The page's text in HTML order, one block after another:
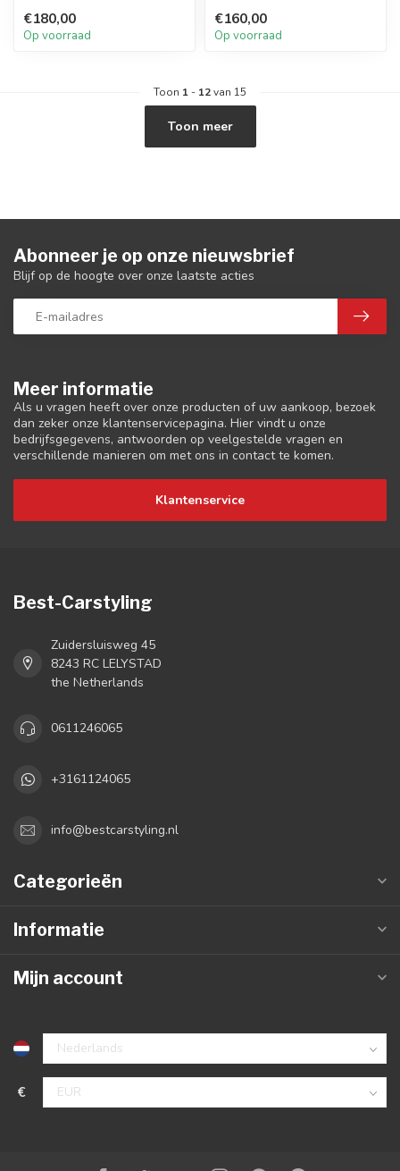
€180,00
Op voorraad
€160,00
Op voorraad
Toon 1 - 12van 15
Toon meer
Meer informatie
Als u vragen heeft over onze producten of uw aankoop, bezoek
dan zeker onze klantenservicepagina. Hier vindt u onze
bedrijfsgegevens, antwoorden op veelgestelde vragen en
verschillende manieren om met ons in contact te komen.
Klantenservice
Abonneer je op onze nieuwsbrief
Blijf op de hoogte over onze laatste acties
Best-Carstyling
Zuidersluisweg 45
8243 RC LELYSTAD
the Netherlands
0611246065
+3161124065
info@bestcarstyling.nl
Categorieën
Informatie
Mijn account
€